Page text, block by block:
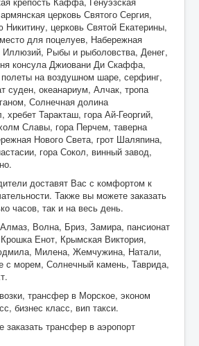
церковь Святого Сергия,
церковь Святой Екатерины,
для поцелуев, Набережная
Иллюзий, Рыбы и рыболовства, Денег,
консула Джиовани Ди Скаффа,
полеты на воздушном шаре, серфинг,
суден, океанариум, Алчак, тропа
Солнечная долина
хребет Таракташ, гора Ай-Георгий,
Славы, гора Перчем, таверна
Нового Света, грот Шаляпина,
гора Сокол, винный завод,
доставят Вас с комфортом к
Также вы можете заказать
часов, так и на весь день.
Волна, Бриз, Замира, пансионат
Енот, Крымская Виктория,
Милена, Жемчужина, Натали,
с морем, Солнечный камень, Таврида,
трансфер в Морское, эконом
бизнес класс, вип такси.
заказать трансфер в аэропорт